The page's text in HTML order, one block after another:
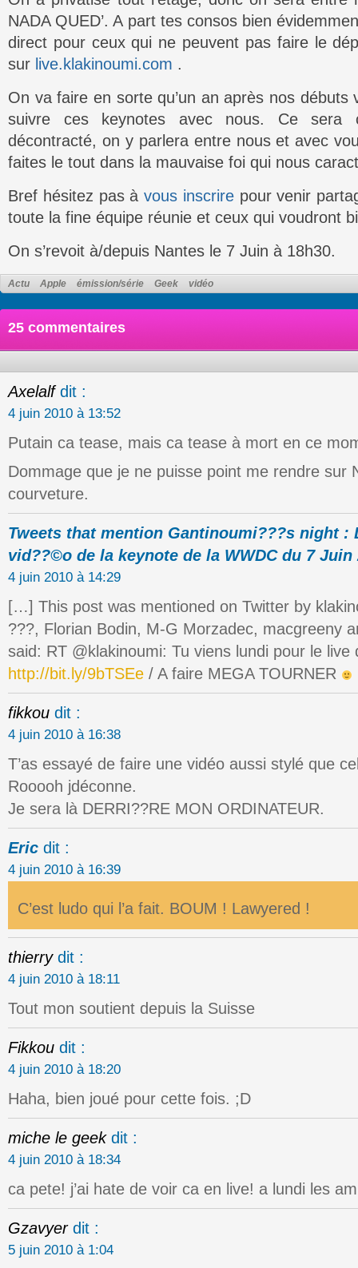
NADA QUED’. A part tes consos bien
direct pour ceux qui ne peuvent pas faire le
sur live.klakinoumi.com .
On va faire en sorte qu’un an après nos débuts
suivre ces keynotes avec nous. Ce sera
décontracté, on y parlera entre nous et avec
faites le tout dans la mauvaise foi qui nous
Bref hésitez pas àvous inscrirepour venir
toute la fine équipe réunie et ceux qui voudront
On s’revoit à/depuis Nantes le 7 Juin à 18h30.
Actu Apple émission/série Geek vidéo
25 commentaires
Axelalf dit :
4 juin 2010 à 13:52
Putain ca tease, mais ca tease à mort en ce
Dommage que je ne puisse point me rendre sur
courveture.
Tweets that mention Gantinoumi???s night :
vid??©o de la keynote de la WWDC du 7 Juin
4 juin 2010 à 14:29
[…] This post was mentioned on Twitter by
???, Florian Bodin, M-G Morzadec, macgreeny
said: RT @klakinoumi: Tu viens lundi pour le live
http://bit.ly/9bTSEe / A faire MEGA TOURNER
fikkou dit :
4 juin 2010 à 16:38
T’as essayé de faire une vidéo aussi stylé que
Rooooh jdéconne.
Je sera là DERRI??RE MON ORDINATEUR.
Eric dit :
4 juin 2010 à 16:39
C’est ludo qui l’a fait. BOUM ! Lawyered !
thierry dit :
4 juin 2010 à 18:11
Tout mon soutient depuis la Suisse
Fikkou dit :
4 juin 2010 à 18:20
Haha, bien joué pour cette fois. ;D
miche le geek dit :
4 juin 2010 à 18:34
ca pete! j’ai hate de voir ca en live! a lundi les
Gzavyer dit :
5 juin 2010 à 1:04